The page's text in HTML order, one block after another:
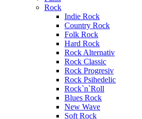
Rock
Indie Rock
Country Rock
Folk Rock
Hard Rock
Rock Alternativ
Rock Classic
Rock Progresiv
Rock Psihedelic
Rock`n`Roll
Blues Rock
New Wave
Soft Rock